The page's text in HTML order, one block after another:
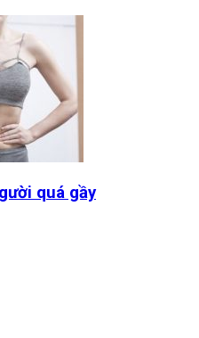
quá gầy